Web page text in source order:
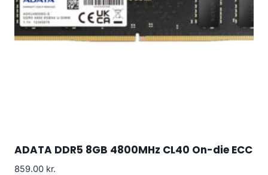
ADATA DDR5 8GB 4800MHz CL40 On-die ECC
859.00 kr.